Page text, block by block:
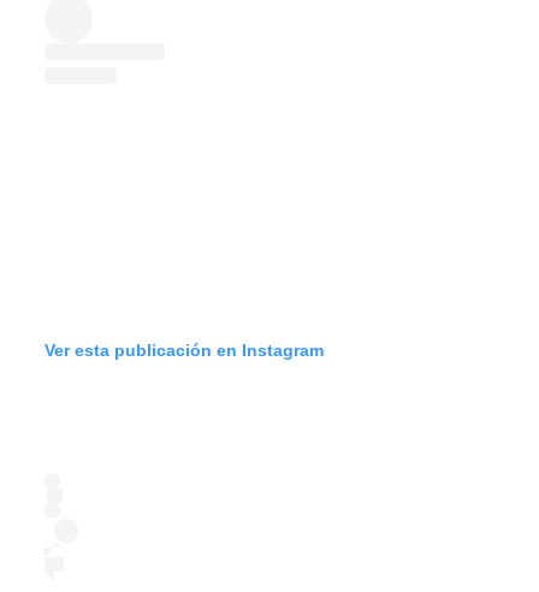
Ver esta publicación en Instagram